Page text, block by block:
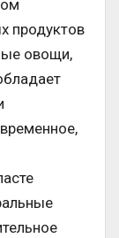
продуктов
овощи,